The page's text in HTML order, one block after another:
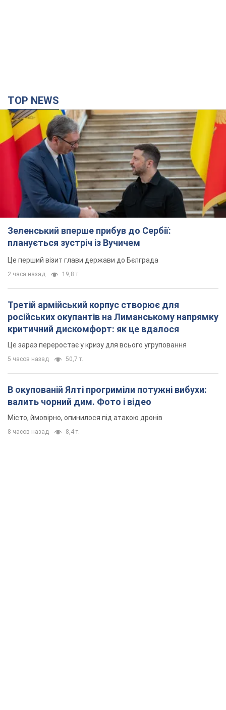
TOP NEWS
Зеленський вперше прибув до Сербії:
планується зустріч із Вучичем
Це перший візит глави держави до Бєлграда
2 часа назад 19,8 т.
Третій армійський корпус створює для
російських окупантів на Лиманському напрямку
критичний дискомфорт: як це вдалося
Це зараз переростає у кризу для всього угруповання
5 часов назад 50,7 т.
В окупованій Ялті прогриміли потужні вибухи:
валить чорний дим. Фото і відео
Місто, ймовірно, опинилося під атакою дронів
8 часов назад 8,4 т.